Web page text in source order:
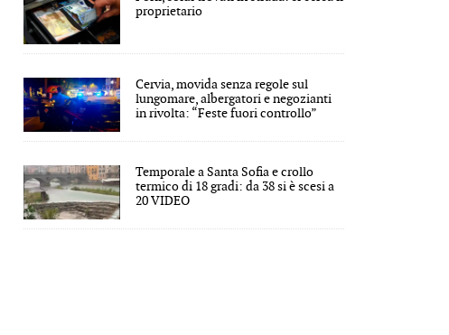
proprietario
Cervia, movida senza regole sul
lungomare, albergatori e negozianti
in rivolta: “Feste fuori controllo”
Temporale a Santa Sofia e crollo
termico di 18 gradi: da 38 si è scesi a
20 VIDEO